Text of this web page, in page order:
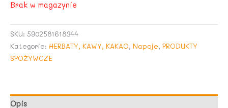
Brak w magazynie
SKU: 5902581618344
Kategorie: HERBATY, KAWY, KAKAO, Napoje, PRODUKTY
SPOŻYWCZE
Opis